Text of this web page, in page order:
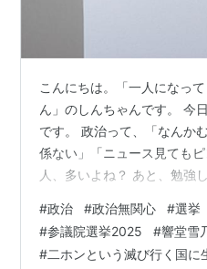
こんにちは。「一人になっ
ん」のしんちゃんです。 今
です。 政治って、「なんか
係ない」「ニュース見ても
人、多いよね？ あと、勉強
選挙で20代の投票率はわず
めんどくさい！」ってスル
っと待って！政治は君のバ
#政治 #政治無関心 #選挙
#参議院選挙2025 #響堂雪
#二ホンという滅び行く国に